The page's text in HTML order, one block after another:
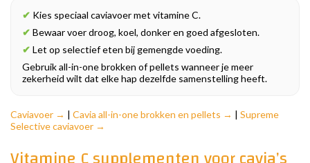
✔ Kies speciaal caviavoer met vitamine C.
✔ Bewaar voer droog, koel, donker en goed afgesloten.
✔ Let op selectief eten bij gemengde voeding.
Gebruik all-in-one brokken of pellets wanneer je meer
zekerheid wilt dat elke hap dezelfde samenstelling heeft.
Caviavoer → | Cavia all-in-one brokken en pellets → | Supreme
Selective caviavoer →